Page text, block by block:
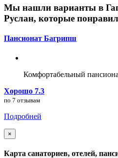
Мы нашли варианты в
Руслан, которые
Пансионат Багрипш
Комфортабельный
Хорошо 7.3
по 7 отзывам
Подробней
×
Карта санаториев, отелей,